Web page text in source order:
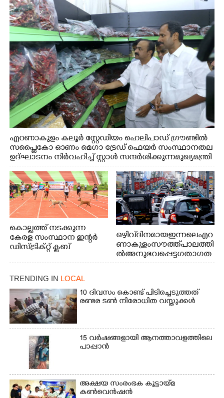
എറണാകുളം കലൂർ സ്റ്റേഡിയം ഹെലിപാഡ് ഗ്രൗണ്ടിൽ
സപ്ളൈകോ ഓണം മെഗാ ട്രേഡ് ഫെയർ സംസ്ഥാനതല
ഉദ്ഘാടനം നിർവഹിച്ച് സ്റ്റാൾ സന്ദർശിക്കുന്ന മുഖ്യമന്ത്രി
വി.ഡി. സതീശൻ. മന്ത്രി അനൂപ് ജേക്കബ് സമീപം
കൊല്ലത്ത് നടക്കുന്ന
കേരള സംസ്ഥാന ഇന്റർ
ഡിസ്ട്രിക്റ്റ് ക്ലബ്
20 ആൺകുട്ടികളുടെ 200
മത്സരത്തിനിടെ സിന്തറ്റിക്
ട്രാക്കിന് കുറുകെ ഓടുന്ന
നായകൾ.
ഒഴിവ് ദിനമായ ഇന്നലെ എറ
ണാകുളം സൗത്ത് പാലത്തി
ൽ അനുഭവപ്പെട്ട ഗതാഗത
ക്കുരുക്ക്
TRENDING IN LOCAL
10 ദിവസം കൊണ്ട് പിടിച്ചെടുത്തത്
രണ്ടര ടൺ നിരോധിത വസ്തുക്കൾ
15 വർഷങ്ങളായി ആനത്താവളത്തിലെ
പാപ്പാൻ
അക്ഷയ സംരംഭക കൂട്ടായ്മ
കൺവെൻഷൻ